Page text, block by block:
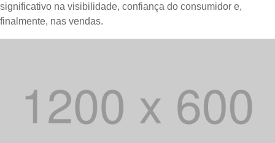
significativo na visibilidade, confiança do consumidor e,
finalmente, nas vendas.